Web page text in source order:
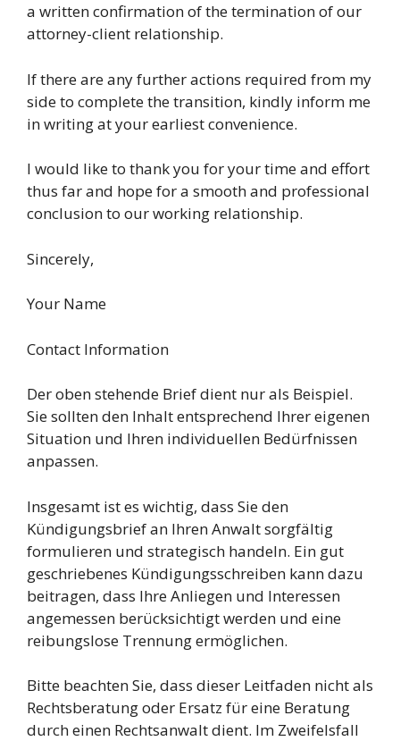
a written confirmation of the termination of our
attorney-client relationship.
If there are any further actions required from my
side to complete the transition, kindly inform me
in writing at your earliest convenience.
I would like to thank you for your time and effort
thus far and hope for a smooth and professional
conclusion to our working relationship.
Sincerely,
Your Name
Contact Information
Der oben stehende Brief dient nur als Beispiel.
Sie sollten den Inhalt entsprechend Ihrer eigenen
Situation und Ihren individuellen Bedürfnissen
anpassen.
Insgesamt ist es wichtig, dass Sie den
Kündigungsbrief an Ihren Anwalt sorgfältig
formulieren und strategisch handeln. Ein gut
geschriebenes Kündigungsschreiben kann dazu
beitragen, dass Ihre Anliegen und Interessen
angemessen berücksichtigt werden und eine
reibungslose Trennung ermöglichen.
Bitte beachten Sie, dass dieser Leitfaden nicht als
Rechtsberatung oder Ersatz für eine Beratung
durch einen Rechtsanwalt dient. Im Zweifelsfall